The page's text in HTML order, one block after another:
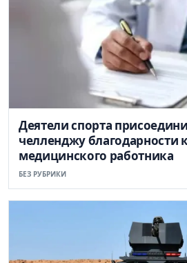
Деятели спорта
челленджу благодарности
медицинского работника
БЕЗ РУБРИКИ